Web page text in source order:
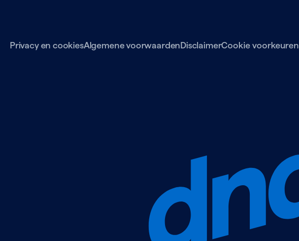
Privacy en cookiesAlgemene voorwaardenDisclaimerCookie voorkeuren